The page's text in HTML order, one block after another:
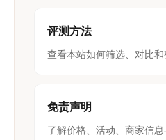
评测方法
查看本站如何筛选、对比
免责声明
了解价格、活动、商家信